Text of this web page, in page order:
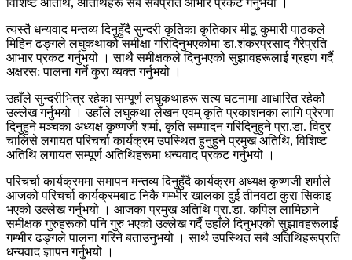
विशिष्ट अतिथि, अतिथिहरू सबै सबैप्रति आभार प्रकट गर्नुभयो ।
त्यस्तै धन्यवाद मन्तव्य दिनुहुँदै सुन्दरी कृतिका कृतिकार मीठू कुमारी पाठकले
मिहिन ढङ्गले लघुकथाको समीक्षा गरिदिनुभएकोमा डा.शंकरप्रसाद गैरेप्रति
आभार प्रकट गर्नुभयो । साथै समीक्षकले दिनुभएको सुझावहरूलाई ग्रहण गर्दै
अक्षरस: पालना गर्ने कुरा व्यक्त गर्नुभयो ।
उहाँले सुन्दरीभित्र रहेका सम्पूर्ण लघुकथाहरू सत्य घटनामा आधारित रहेकोे
उल्लेख गर्नुभयो । उहाँले लघुकथा लेखन एवम् कृति प्रकाशनका लागि प्रेरणा
दिनुहुने मञ्चका अध्यक्ष कृष्णजी शर्मा, कृति सम्पादन गरिदिनुहुने प्रा.डा. विदुर
चालिसे लगायत परिचर्चा कार्यक्रम उपस्थित हुनुहुने प्रमुख अतिथि, विशिष्ट
अतिथि लगायत सम्पूर्ण अतिथिहरूमा धन्यवाद प्रकट गर्नुभयो ।
परिचर्चा कार्यक्रममा समापन मन्तव्य दिनुहुँदै कार्यक्रम अध्यक्ष कृष्णजी शर्माले
आजको परिचर्चा कार्यक्रमबाट निकै गम्भीर खालका दुई तीनवटा कुरा सिकाइ
भएको उल्लेख गर्नुभयो । आजका प्रमुख अतिथि प्रा.डा. कपिल लामिछाने
समीक्षक गुरुहरूको पनि गुरु भएको उल्लेख गर्दै उहाँले दिनुभएको सुझावहरूलाई
गम्भीर ढङ्गले पालना गरिने बताउनुभयो । साथै उपस्थित सबै अतिथिहरूप्रति
धन्यवाद ज्ञापन गर्नुभयो ।